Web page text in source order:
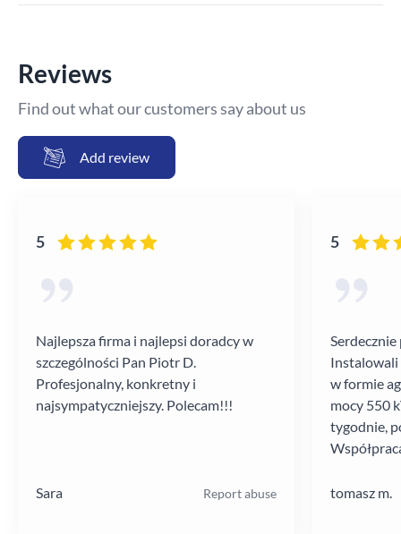
Reviews
Find out what our customers say about us
Add review
5
Najlepsza firma i najlepsi doradcy w
szczególności Pan Piotr D.
Profesjonalny, konkretny i
najsympatyczniejszy. Polecam!!!
Sara Report abuse
5
Instalowali
w formie
mocy 550
tygodnie,
tomasz m.